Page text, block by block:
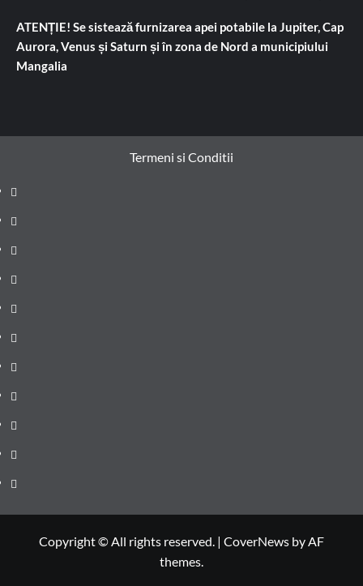
ATENȚIE! Se sistează furnizarea apei potabile la Jupiter, Cap
Aurora, Venus și Saturn și în zona de Nord a municipiului
Mangalia
Termeni si Conditii
Prima
pagină
Știri
de
ultima
Administrație
locală
Actualitate
Justiție
Cultura
Sănătate
Litoral
Joburi
Politică
Comunicate
Copyright © All rights reserved. | CoverNews by AF
themes.